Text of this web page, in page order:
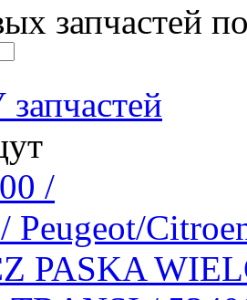
запчастей
/
Peugeot/
PASKA